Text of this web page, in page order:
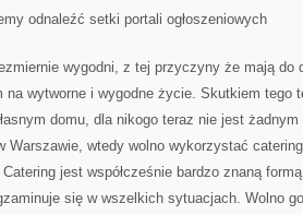
odnaleźć setki portali ogłoszeniowych
wygodni, z tej przyczyny że mają do
na wytworne i wygodne życie. Skutkiem tego
domu, dla nikogo teraz nie jest
Warszawie, wtedy wolno wykorzystać
jest współcześnie bardzo znaną
się w wszelkich sytuacjach. Wolno